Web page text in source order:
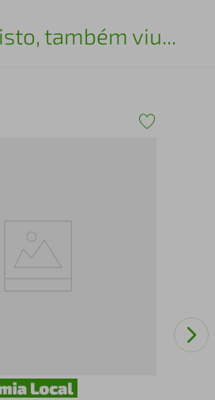
também viu...